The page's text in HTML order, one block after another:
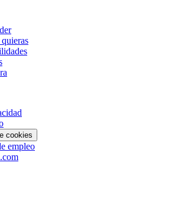
cookies
empleo